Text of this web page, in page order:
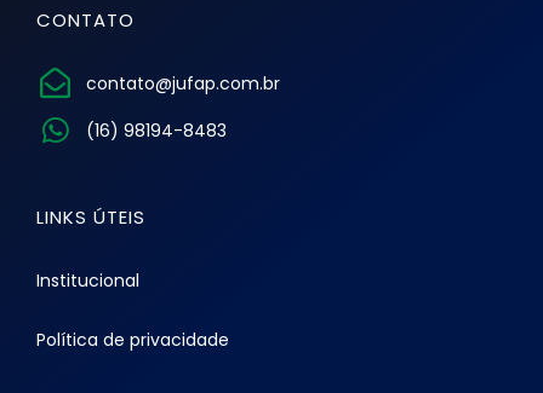
CONTATO
contato@jufap.com.br
(16) 98194-8483
LINKS ÚTEIS
Institucional
Política de privacidade